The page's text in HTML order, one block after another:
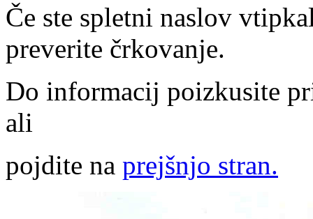
Če ste spletni naslov
preverite črkovanje.
Do informacij poizkusite
ali
pojdite na prejšnjo stran.